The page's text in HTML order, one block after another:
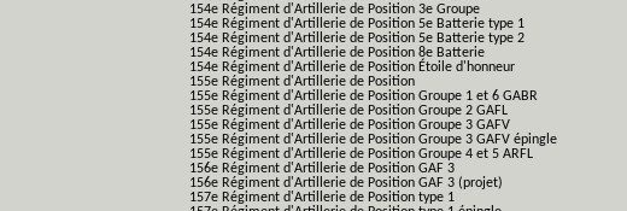
154e Régiment d'Artillerie de Position 3e Groupe
154e Régiment d'Artillerie de Position 5e Batterie type 1
154e Régiment d'Artillerie de Position 5e Batterie type 2
154e Régiment d'Artillerie de Position 8e Batterie
154e Régiment d'Artillerie de Position Étoile d'honneur
155e Régiment d'Artillerie de Position
155e Régiment d'Artillerie de Position Groupe 1 et 6 GABR
155e Régiment d'Artillerie de Position Groupe 2 GAFL
155e Régiment d'Artillerie de Position Groupe 3 GAFV
155e Régiment d'Artillerie de Position Groupe 3 GAFV épingle
155e Régiment d'Artillerie de Position Groupe 4 et 5 ARFL
156e Régiment d'Artillerie de Position GAF 3
156e Régiment d'Artillerie de Position GAF 3 (projet)
157e Régiment d'Artillerie de Position type 1